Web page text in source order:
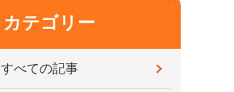
カテゴリー
すべての記事